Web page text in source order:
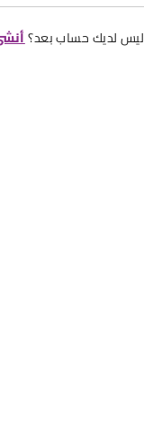
ليس لديك حساب بعد؟